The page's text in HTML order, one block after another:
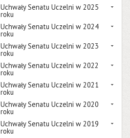
Uchwały Senatu Uczelni w 2025
roku
Uchwały Senatu Uczelni w 2024
roku
Uchwały Senatu Uczelni w 2023
roku
Uchwały Senatu Uczelni w 2022
roku
Uchwały Senatu Uczelni w 2021
roku
Uchwały Senatu Uczelni w 2020
roku
Uchwały Senatu Uczelni w 2019
roku